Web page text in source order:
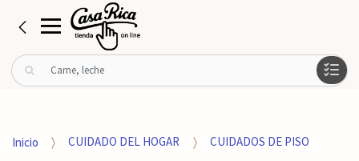
B
u
rInicio CUIDADO DEL HOGAR CUIDADOS DE PISO